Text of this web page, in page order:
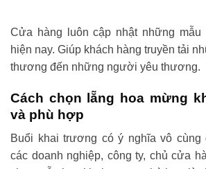
Cửa hàng luôn cập nhật những
hiện nay. Giúp khách hàng truyền tải
thương đến những người yêu thương.
Cách chọn lẵng hoa mừng
và phù hợp
Buổi khai trương có ý nghĩa vô cùng
các doanh nghiệp, công ty, chủ cửa